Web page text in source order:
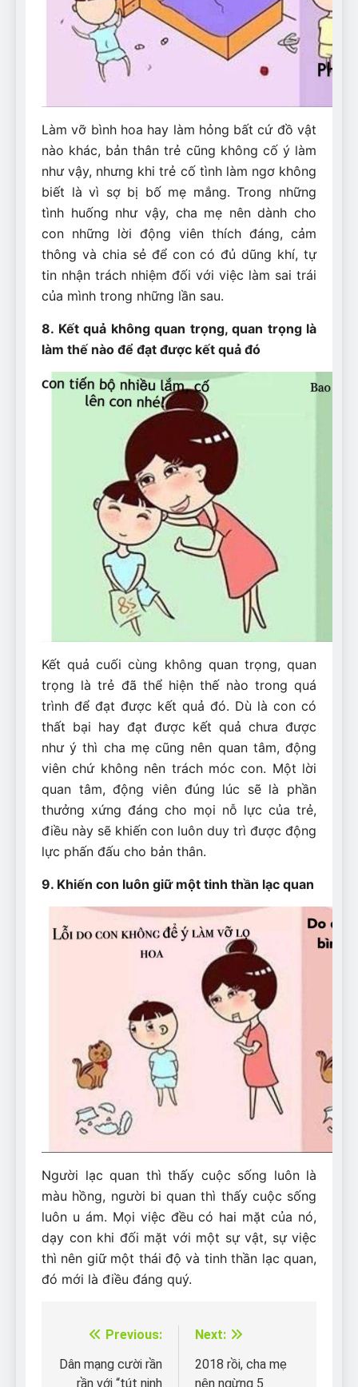
Làm vỡ bình hoa hay làm hỏng bất cứ đồ vật
nào khác, bản thân trẻ cũng không cố ý làm
như vậy, nhưng khi trẻ cố tình làm ngơ không
biết là vì sợ bị bố mẹ mắng. Trong những
tình huống như vậy, cha mẹ nên dành cho
con những lời động viên thích đáng, cảm
thông và chia sẻ để con có đủ dũng khí, tự
tin nhận trách nhiệm đối với việc làm sai trái
của mình trong những lần sau.
8. Kết quả không quan trọng, quan trọng là
làm thế nào để đạt được kết quả đó
Kết quả cuối cùng không quan trọng, quan
trọng là trẻ đã thể hiện thế nào trong quá
trình để đạt được kết quả đó. Dù là con có
thất bại hay đạt được kết quả chưa được
như ý thì cha mẹ cũng nên quan tâm, động
viên chứ không nên trách móc con. Một lời
quan tâm, động viên đúng lúc sẽ là phần
thưởng xứng đáng cho mọi nỗ lực của trẻ,
điều này sẽ khiến con luôn duy trì được động
lực phấn đấu cho bản thân.
9. Khiến con luôn giữ một tinh thần lạc quan
Người lạc quan thì thấy cuộc sống luôn là
màu hồng, người bi quan thì thấy cuộc sống
luôn u ám. Mọi việc đều có hai mặt của nó,
dạy con khi đối mặt với một sự vật, sự việc
thì nên giữ một thái độ và tinh thần lạc quan,
đó mới là điều đáng quý.
Điều
hướng
Previous:
Dân mạng cười rần
rần với “tút nịnh
Next:
2018 rồi, cha mẹ
nên ngừng 5